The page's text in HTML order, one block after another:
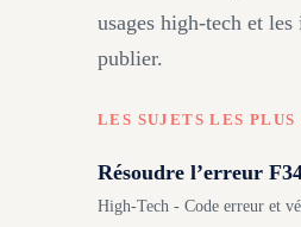
usages high-tech et les
publier.
LES SUJETS LES PLUS
Résoudre l’erreur
High-Tech - Code erreur et